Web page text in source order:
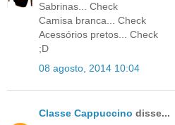
Sabrinas... Check
Camisa branca... Check
Acessórios pretos... Check
;D
08 agosto, 2014 10:04
Classe Cappuccino disse...